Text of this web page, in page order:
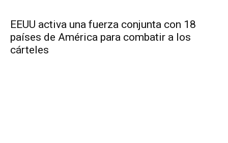
EEUU activa una fuerza conjunta con 18
países de América para combatir a los
cárteles